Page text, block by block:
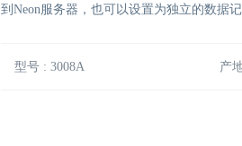
到Neon服务器，也可以设置为独立的数据
型号 : 3008A 产